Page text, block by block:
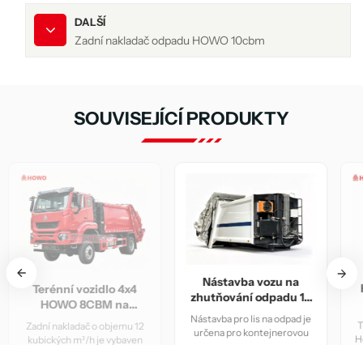
DALŠÍ
Zadní nakladač odpadu HOWO 10cbm
SOUVISEJÍCÍ PRODUKTY
Nástavba vozu na
zhutňování odpadu 10
CBM
určena pro kontejnerovou
HOWO těžký 20CBM
kamion na odpad
Tento těžký popelářský vůz
Howo 6x4 s kompaktorem je